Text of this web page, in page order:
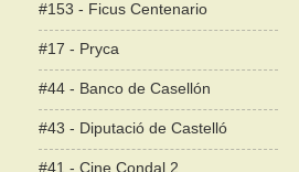
#153 - Ficus Centenario
#17 - Pryca
#44 - Banco de Casellón
#43 - Diputació de Castelló
#41 - Cine Condal 2